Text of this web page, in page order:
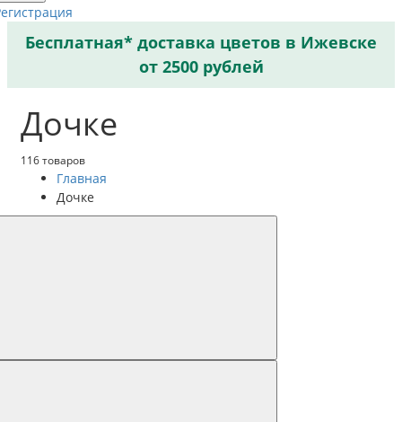
Бесплатная* доставка цветов в Ижевске
от 2500 рублей
Дочке
116 товаров
Главная
Дочке